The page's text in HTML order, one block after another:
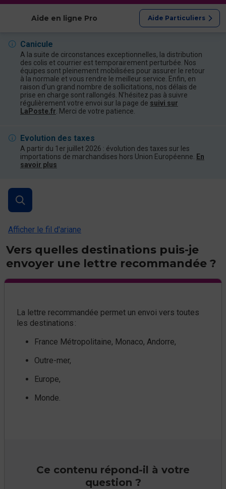
Aide en ligne Pro Aide Particuliers
Canicule
A la suite de circonstances exceptionnelles, la distribution
des colis et courrier est temporairement perturbée. Nos
équipes sont pleinement mobilisées pour assurer le retour
à la normale et vous rendre le meilleur service. Enfin, en
raison d’un grand nombre de sollicitations, nos délais de
prise en charge sont rallongés. N’hésitez pas à suivre
régulièrement votre envoi sur la page de suivi sur
LaPoste.fr . Merci de votre patience.
Evolution des taxes
A partir du 1er juillet 2026 : évolution des taxes sur les
importations de marchandises hors Union Européenne.
En
savoir plus
Afficher le fil d'ariane
Vers quelles destinations puis-je
envoyer une lettre recommandée ?
La lettre recommandée permet un envoi vers toutes
les destinations :
France Métropolitaine, Monaco, Andorre,
Outre-mer,
Europe,
Monde.
Ce contenu répond-il à votre
question ?